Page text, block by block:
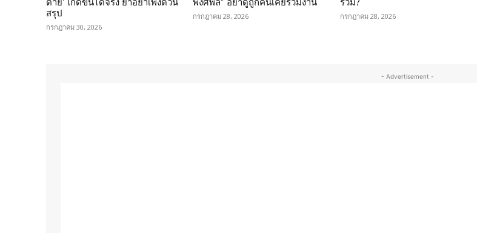
สรุป
กรกฎาคม 30, 2026
กรกฎาคม 28, 2026 กรกฎาคม 28, 2026
- Advertisement -